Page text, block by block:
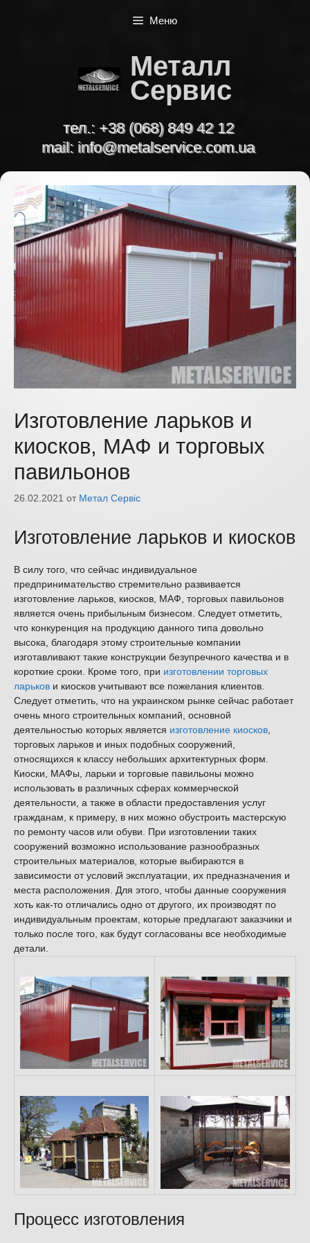
Меню
Металл
Сервис
тел.: +38 (068) 849 42 12
mail: info@metalservice.com.ua
Изготовление ларьков и
киосков, МАФ и торговых
павильонов
26.02.2021 от Метал Сервіс
Изготовление ларьков и киосков
В силу того, что сейчас индивидуальное
предпринимательство стремительно развивается
изготовление ларьков, киосков, МАФ, торговых павильонов
является очень прибыльным бизнесом. Следует отметить,
что конкуренция на продукцию данного типа довольно
высока, благодаря этому строительные компании
изготавливают такие конструкции безупречного качества и в
короткие сроки. Кроме того, при изготовлении торговых
ларьков и киосков учитывают все пожелания клиентов.
Следует отметить, что на украинском рынке сейчас работает
очень много строительных компаний, основной
деятельностью которых является изготовление киосков
торговых ларьков и иных подобных сооружений,
относящихся к классу небольших архитектурных форм.
Киоски, МАФы, ларьки и торговые павильоны можно
использовать в различных сферах коммерческой
деятельности, а также в области предоставления услуг
гражданам, к примеру, в них можно обустроить мастерскую
по ремонту часов или обуви. При изготовлении таких
сооружений возможно использование разнообразных
строительных материалов, которые выбираются в
зависимости от условий эксплуатации, их предназначения и
места расположения. Для этого, чтобы данные сооружения
хоть как-то отличались одно от другого, их производят по
индивидуальным проектам, которые предлагают заказчики и
только после того, как будут согласованы все необходимые
детали.
Процесс изготовления